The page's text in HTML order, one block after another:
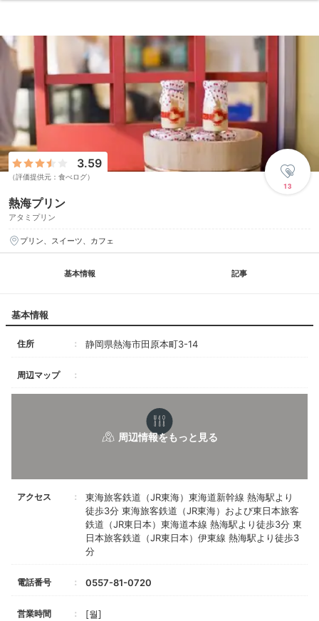
熱海プリン
アタミプリン
3.59
（評価提供元：食べログ）
13
プリン、スイーツ、カフェ
基本情報 記事
基本情報
住所 静岡県熱海市田原本町3-14
周辺マップ
アクセス
東海旅客鉄道（JR東海）東海道新幹線 熱海駅より
徒歩3分 東海旅客鉄道（JR東海）および東日本旅客
鉄道（JR東日本）東海道本線 熱海駅より徒歩3分 東
日本旅客鉄道（JR東日本）伊東線 熱海駅より徒歩3
分
電話番号 0557-81-0720
営業時間
[월]